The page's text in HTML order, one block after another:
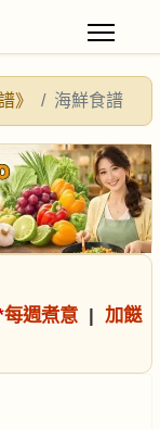
》 海鮮食譜
每週煮意 | 加餸